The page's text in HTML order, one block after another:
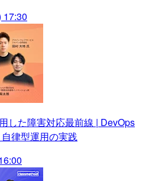
17:30
した障害対応最前線 | DevOps
律型運用の実践